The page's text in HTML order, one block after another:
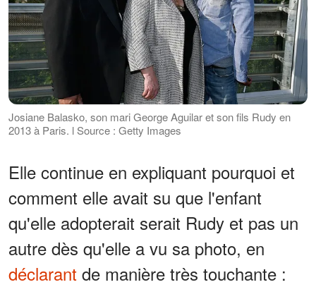
Josiane Balasko, son mari George Aguilar et son fils Rudy en
2013 à Paris. l Source : Getty Images
Elle continue en expliquant pourquoi et
comment elle avait su que l'enfant
qu'elle adopterait serait Rudy et pas un
autre dès qu'elle a vu sa photo, en
déclarant de manière très touchante :